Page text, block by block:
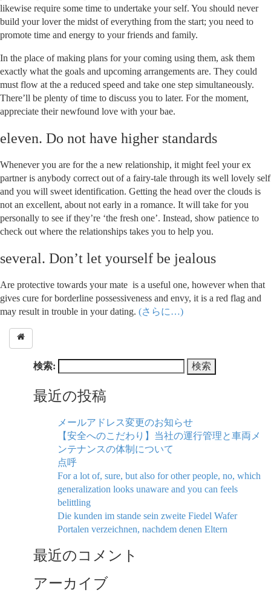
likewise require some time to undertake your self. You should never
build your lover the midst of everything from the start; you need to
promote time and energy to your friends and family.
In the place of making plans for your coming using them, ask them
exactly what the goals and upcoming arrangements are. They could
must flow at the a reduced speed and take one step simultaneously.
There’ll be plenty of time to discuss you to later. For the moment,
appreciate their newfound love with your bae.
eleven. Do not have higher standards
Whenever you are for the a new relationship, it might feel your ex
partner is anybody correct out of a fairy-tale through its well lovely self
and you will sweet identification. Getting the head over the clouds is
not an excellent, about not early in a romance. It will take for you
personally to see if they’re ‘the fresh one’. Instead, show patience to
check out where the relationships takes you to help you.
several. Don’t let yourself be jealous
Are protective towards your mate is a useful one, however when that
gives cure for borderline possessiveness and envy, it is a red flag and
may result in trouble in your dating. (さらに…)
検索:
最近の投稿
メールアドレス変更のお知らせ
【安全へのこだわり】当社の運行管理と車両メ
ンテナンスの体制について
点呼
For a lot of, sure, but also for other people, no, which
generalization looks unaware and you can feels
belittling
Die kunden im stande sein zweite Fiedel Wafer
Portalen verzeichnen, nachdem denen Eltern
最近のコメント
アーカイブ